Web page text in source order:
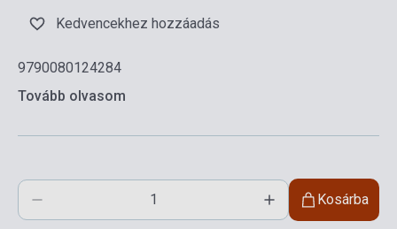
Kedvencekhez hozzáadás
9790080124284
Tovább olvasom
Kosárba